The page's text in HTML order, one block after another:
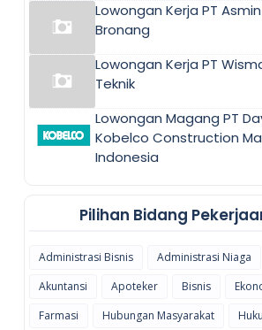
Lowongan Kerja PT
Bronang
Lowongan Kerja PT
Teknik
Lowongan Magang PT
Kobelco Construction
Indonesia
Pilihan Bidang
Administrasi Bisnis
Administrasi Niaga
Akuntansi
Apoteker Bisnis
Farmasi
Hubungan Masyarakat